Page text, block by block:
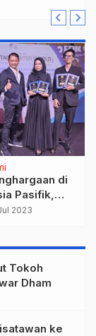
di
Pasifik,
PLN
2023
Tokoh
Dham
ke